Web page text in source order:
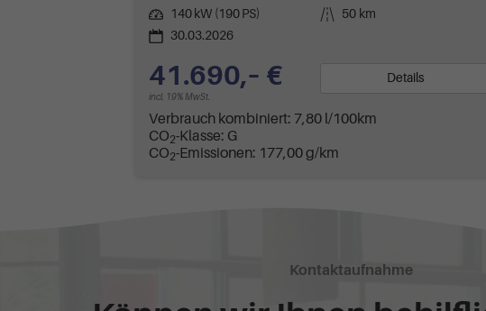
Leistung
140 kW (190 PS) Kilometerstand
50 km
30.03.2026
41.690,– €
incl. 19% MwSt.
Details
Verbrauch kombiniert: 7,80 l/100km
CO2-Klasse: G
CO2-Emissionen: 177,00 g/km
Kontaktaufnahme